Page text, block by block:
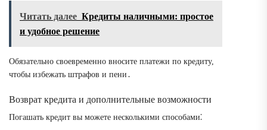
Читать далее Кредиты наличными: простое
и удобное решение
Обязательно своевременно вносите платежи по кредиту,
чтобы избежать штрафов и пени․
Возврат кредита и дополнительные возможности
Погашать кредит вы можете несколькими способами⁚